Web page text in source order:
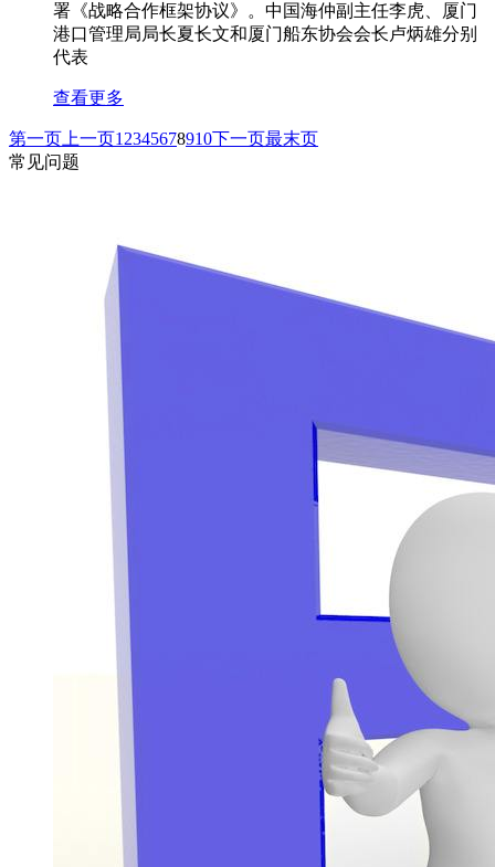
署《战略合作框架协议》。中国海仲副主任李虎、厦门
港口管理局局长夏长文和厦门船东协会会长卢炳雄分别
代表
查看更多
第一页 上一页1 2345678910下一页最末页
常见问题